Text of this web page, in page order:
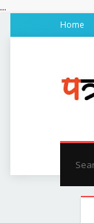
...
Home
होम